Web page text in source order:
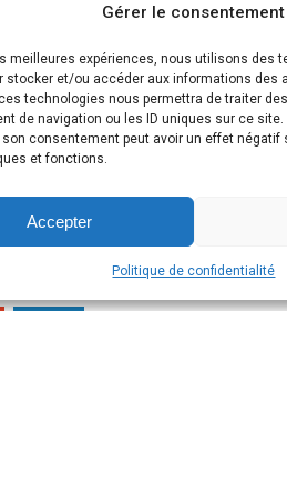
Gérer le consentement
meilleures expériences, nous utilisons des
stocker et/ou accéder aux informations des
technologies nous permettra de traiter
de navigation ou les ID uniques sur ce
son consentement peut avoir un effet négatif
et fonctions.
Accepter
Politique de confidentialité